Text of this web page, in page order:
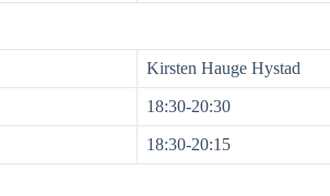
Kirsten Hauge Hystad
18:30-20:30
18:30-20:15